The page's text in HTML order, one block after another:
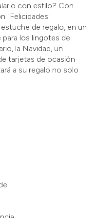
con estilo? Con
"Felicidades"
de regalo, en un
los lingotes de
la Navidad, un
tarjetas de ocasión
a su regalo no solo